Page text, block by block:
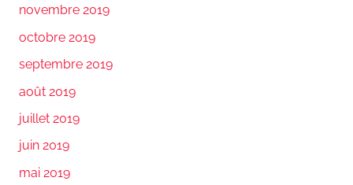
novembre 2019
octobre 2019
septembre 2019
août 2019
juillet 2019
juin 2019
mai 2019